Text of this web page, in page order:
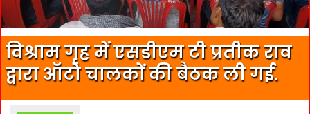
विश्राम गृह में एसडीएम टी प्रतीक राव
द्वारा ऑटो चालकों की बैठक ली गई.